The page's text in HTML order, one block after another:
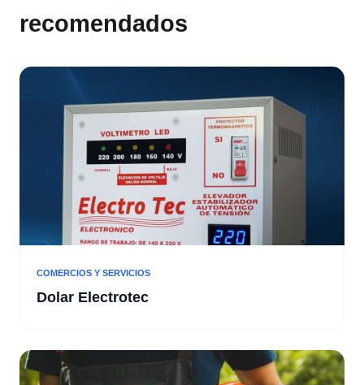
recomendados
COMERCIOS Y SERVICIOS
Dolar Electrotec